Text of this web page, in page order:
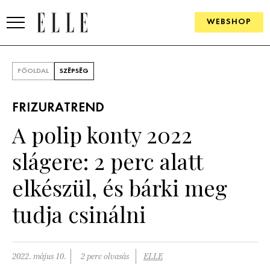
WEBSHOP
SZÉPSÉG
KULTÚRA
PSZICHÉ
PÁRKAPCSOLAT
FŐOLDAL SZÉPSÉG
FRIZURATREND
A polip konty 2022
slágere: 2 perc alatt
elkészül, és bárki meg
tudja csinálni
2022. május 10. 2 perc olvasás ELLE